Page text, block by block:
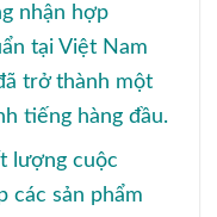
nhận hợp
tại Việt Nam
trở thành một
tiếng hàng đầu.
lượng cuộc
các sản phẩm